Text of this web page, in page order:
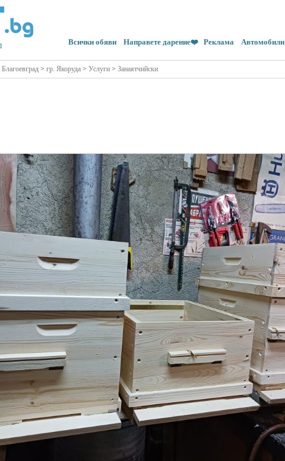
Всички обяви Направете дарение❤️ Реклама Автомобили
Благоевград > гр. Якоруда > Услуги > Занаятчийски